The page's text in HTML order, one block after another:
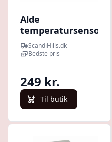
Alde
temperatursensor
ScandiHills.dk
Bedste pris
249 kr.
Til butik